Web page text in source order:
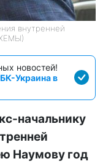
внутренней
новостей!
Украина в
начальнику
Наумову год